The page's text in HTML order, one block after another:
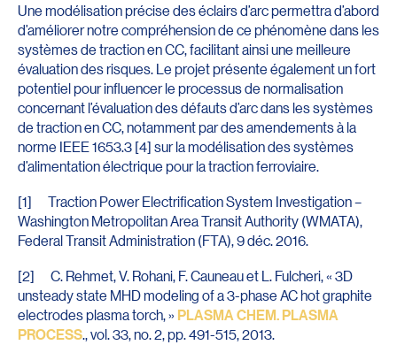
Une modélisation précise des éclairs d’arc permettra d’abord
d’améliorer notre compréhension de ce phénomène dans les
systèmes de traction en CC, facilitant ainsi une meilleure
évaluation des risques. Le projet présente également un fort
potentiel pour influencer le processus de normalisation
concernant l’évaluation des défauts d’arc dans les systèmes
de traction en CC, notamment par des amendements à la
norme IEEE 1653.3 [4] sur la modélisation des systèmes
d’alimentation électrique pour la traction ferroviaire.
[1] Traction Power Electrification System Investigation –
Washington Metropolitan Area Transit Authority (WMATA),
Federal Transit Administration (FTA), 9 déc. 2016.
[2] C. Rehmet, V. Rohani, F. Cauneau et L. Fulcheri, « 3D
unsteady state MHD modeling of a 3-phase AC hot graphite
electrodes plasma torch, » PLASMA CHEM. PLASMA
PROCESS., vol. 33, no. 2, pp. 491-515, 2013.